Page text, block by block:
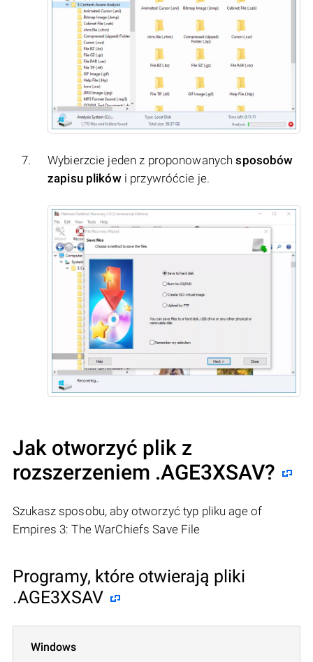
Wybierzcie jeden z proponowanychsposobów
zapisu plikówi przywróćcie je.
Jak otworzyć plik z
rozszerzeniem .AGE3XSAV?
Szukasz sposobu, aby otworzyć typ pliku age of
Empires 3: The WarChiefs Save File
Programy, które otwierają pliki
.AGE3XSAV
Windows